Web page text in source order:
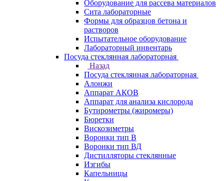
Оборудование для рассева материалов
Сита лабораторные
Формы для образцов бетона и
растворов
Испытательное оборудование
Лабораторный инвентарь
Посуда стеклянная лабораторная
Назад
Посуда стеклянная лабораторная
Алонжи
Аппарат АКОВ
Аппарат для анализа кислорода
Бутирометры (жиромеры)
Бюретки
Вискозиметры
Воронки тип В
Воронки тип ВД
Дистилляторы стеклянные
Изгибы
Капельницы